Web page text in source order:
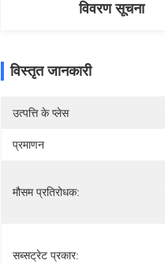
विवरण सूचना
विस्तृत जानकारी
उत्पत्ति के प्लेस
प्रमाणन
मौसम प्रतिरोधक:
सब्सट्रेट प्रकार: